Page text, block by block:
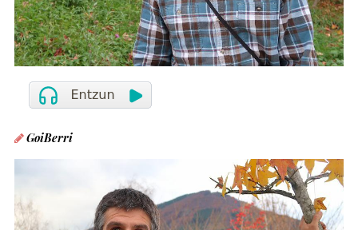
GoiBerri